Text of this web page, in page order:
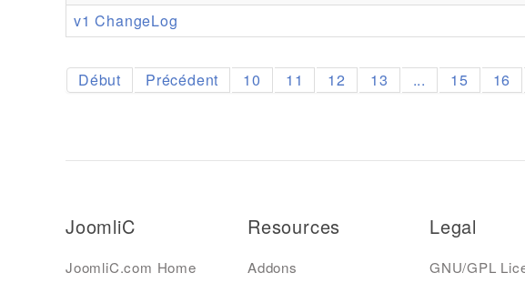
v1 ChangeLog
Début Précédent 10 11 12 13 ... 15 16
JoomliC
JoomliC.com Home
Resources
Addons
Legal
GNU/GPL